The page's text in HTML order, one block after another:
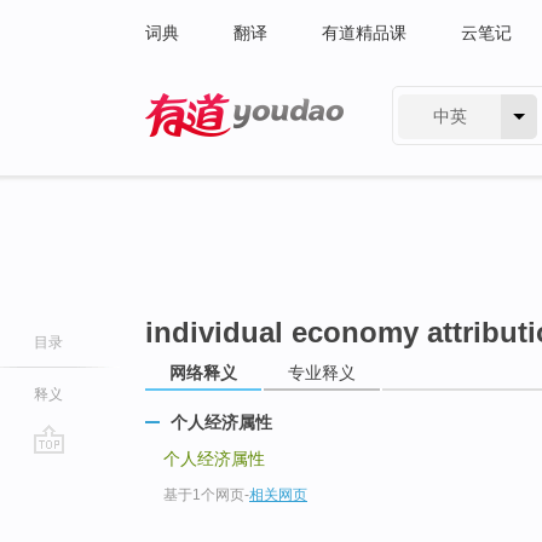
词典 翻译 有道精品课 云笔记
中英
目录
释义
individual economy
网络释义 专业释义
个人经济属性
个人经济属性
基于1个网页-相关网页